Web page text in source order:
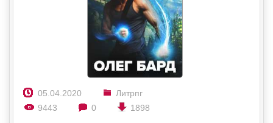
05.04.2020
Литрпг
9443
0 1898